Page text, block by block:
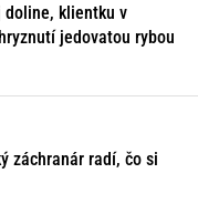
doline, klientku v
jedovatou rybou
záchranár radí, čo si